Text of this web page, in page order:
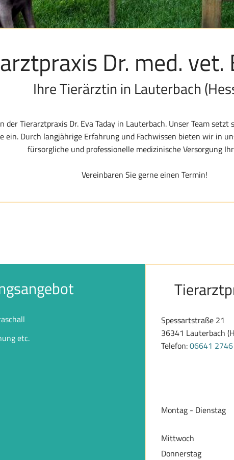
Dr. med. vet.
Ihre Tierärztin in Lauterbach
der Tierarztpraxis Dr. Eva Taday in Lauterbach. Unser Team
ein. Durch langjährige Erfahrung und Fachwissen bieten wir in
fürsorgliche und professionelle medizinische Versorgung
Vereinbaren Sie gerne einen Termin!
etc.
Spessartstraße 21
36341 Lauterbach
Telefon:06641 2746
Montag - Dienstag
Mittwoch
Donnerstag